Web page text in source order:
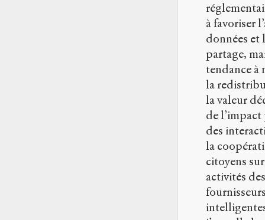
à favoriser
données et
partage,
tendance à
la
la valeur
de
des
la
citoyens
activités des